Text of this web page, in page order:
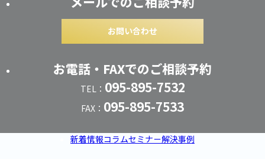
お問い合わせ
お電話・FAXでのご相談予約
TEL： 095-895-7532
FAX： 095-895-7533
新着情報コラムセミナー解決事例